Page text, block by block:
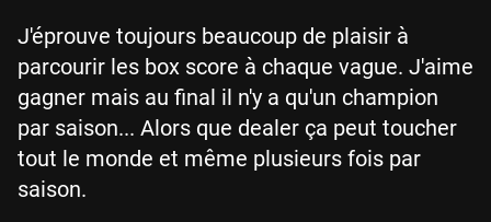
J'éprouve toujours beaucoup de plaisir à
parcourir les box score à chaque vague. J'aime
gagner mais au final il n'y a qu'un champion
par saison... Alors que dealer ça peut toucher
tout le monde et même plusieurs fois par
saison.